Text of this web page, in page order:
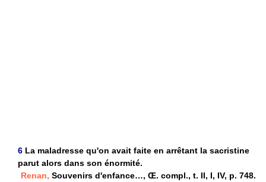
6 La maladresse qu'on avait faite en arrêtant la sacristine
parut alors dans son énormité.
Renan, Souvenirs d'enfance…, Œ. compl., t. II, I, IV, p. 748.